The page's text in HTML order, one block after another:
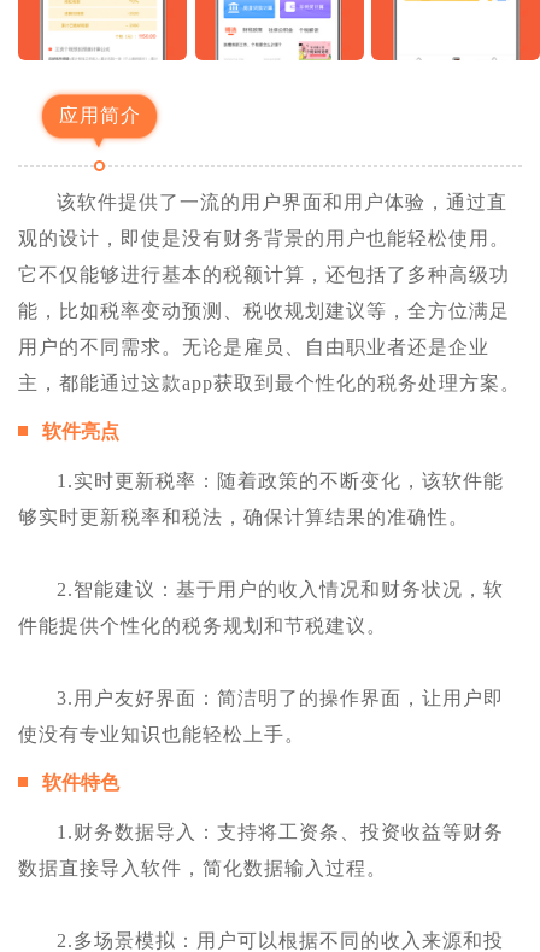
应用简介
该软件提供了一流的用户界面和用户体验，通过直
观的设计，即使是没有财务背景的用户也能轻松使用。
它不仅能够进行基本的税额计算，还包括了多种高级功
能，比如税率变动预测、税收规划建议等，全方位满足
用户的不同需求。无论是雇员、自由职业者还是企业
主，都能通过这款app获取到最个性化的税务处理方案。
软件亮点
1.实时更新税率：随着政策的不断变化，该软件能
够实时更新税率和税法，确保计算结果的准确性。
2.智能建议：基于用户的收入情况和财务状况，软
件能提供个性化的税务规划和节税建议。
3.用户友好界面：简洁明了的操作界面，让用户即
使没有专业知识也能轻松上手。
软件特色
1.财务数据导入：支持将工资条、投资收益等财务
数据直接导入软件，简化数据输入过程。
2.多场景模拟：用户可以根据不同的收入来源和投